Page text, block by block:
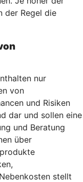
der Regel die
nur
von
und Risiken
dar und sollen eine
und Beratung
über
stellt